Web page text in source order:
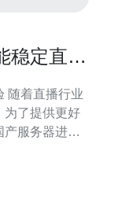
稳定直播
为了提供更好
服务器进行